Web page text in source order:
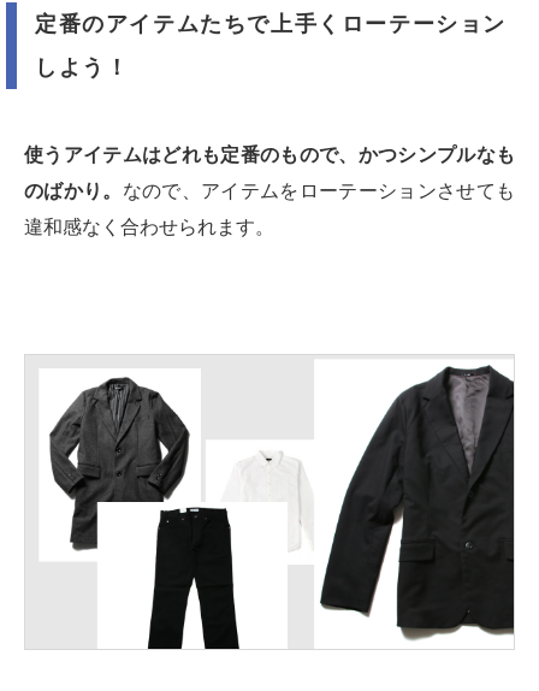
定番のアイテムたちで上手くローテーション
しよう！
使うアイテムはどれも定番のもので、かつシンプルなも
のばかり。 なので、アイテムをローテーションさせても
違和感なく合わせられます。